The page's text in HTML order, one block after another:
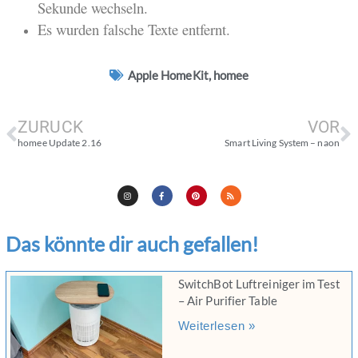
Sekunde wechseln.
Es wurden falsche Texte entfernt.
Apple HomeKit, homee
ZURÜCK
homee Update 2.16
VOR
Smart Living System – naon
Das könnte dir auch gefallen!
SwitchBot Luftreiniger im Test
– Air Purifier Table
Weiterlesen »